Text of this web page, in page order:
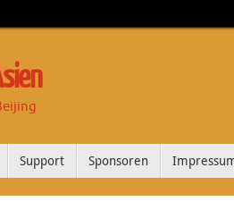
Support Sponsoren